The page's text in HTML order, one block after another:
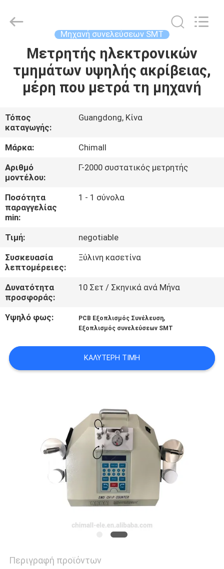
ΣΠΊΤΙ
ΠΡΟΪΌΝΤΑ
ΠΕΡΊΠΟΥ
ΕΜΕΊΣ
ΓΎΡΟΣ
ΕΡΓΟΣΤΑΣΊΩΝ
ΠΟΙΟΤΙΚΌΣ
ΈΛΕΓΧΟΣ
ΜΑΣ
ΕΛΆΤΕ
ΣΕ
ΕΠΑΦΉ
ΖΗΤΉΣΤΕ
Limited.
Μηχανή συνελεύσεων SMT
Μετρητής ηλεκτρονικών
τμημάτων υψηλής ακρίβειας,
μέρη που μετρά τη μηχανή
Τόπος
καταγωγής:
Guangdong, Κίνα
Μάρκα:
Chimall
Αριθμό
μοντέλου:
Γ-2000 συστατικός μετρητής
Ποσότητα
παραγγελίας
min:
1 - 1 σύνολα
Τιμή:
negotiable
Συσκευασία
λεπτομέρειες:
Ξύλινη κασετίνα
Δυνατότητα
προσφοράς:
10 Σετ / Σκηνικά ανά Μήνα
Υψηλό φως: PCB Εξοπλισμός Συνέλευση,
Εξοπλισμός συνελεύσεων SMT
ΚΑΛΎΤΕΡΗ ΤΙΜΉ
Περιγραφή προϊόντων